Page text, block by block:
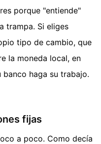
porque "entiende"
trampa. Si eliges
tipo de cambio, que
la moneda local, en
haga su trabajo.
fijas
a poco. Como decía